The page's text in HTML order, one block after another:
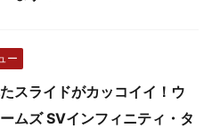
ー
スライドがカッコイイ！ウ
ムズ SVインフィニティ・タ